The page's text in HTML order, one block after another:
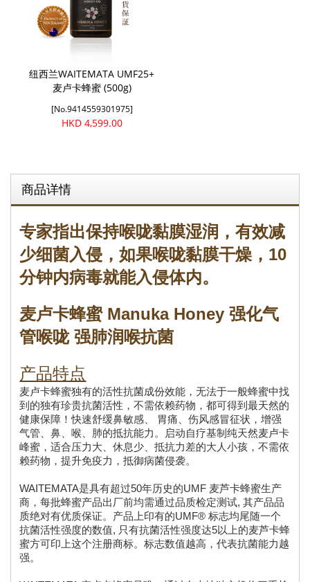
纽西兰WAITEMATA UMF25+
麦卢卡蜂蜜 (500g)
[No.9414559301975]
HKD 4,599.00
商品详情
专家指出保持喉咙黏膜湿润，有效减
少细菌入侵，如果喉咙黏膜干燥，10
分钟内病毒就能入侵体内。
麦卢卡蜂蜜 Manuka Honey 强化气
管喉咙 强肺润喉抗菌
产品特点
麦卢卡蜂蜜独有的活性抗菌成份效能，无法于一般蜂蜜中找
到的独有珍贵抗菌活性，不需依赖药物，都可得到最天然的
健康保障！快速舒缓鼻敏感、 胃痛、伤风感冒征状，增强
气管、鼻、喉、肺的抵抗能力。启动自疗基制纯天然麦卢卡
峰蜜，适合压力大、休息少、抵抗力差的大人小孩，不需依
赖药物，提升免疫力，抵御病菌侵袭。
WAITEMATA是具有超过50年历史的UMF 麦芦卡蜂蜜生产
商，每批蜂蜜产品出厂前均需通过品质检定测试, 其产品品
质绝对有优质保证。产品上印有的UMF® 标志均尾随一个
抗菌活性强度的数值, 只有抗菌活性强度达5以上的麦芦卡蜂
蜜方可印上这个注册商标。标志数值越高，代表抗菌能力越
强。